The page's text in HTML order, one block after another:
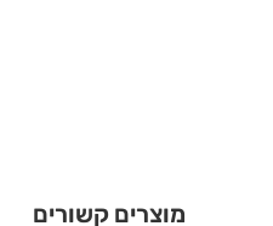
מוצרים קשורים